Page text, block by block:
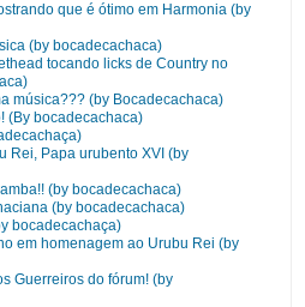
que é ótimo em Harmonia (by
(by bocadecachaca)
tocando licks de Country no
música??? (by Bocadecachaca)
(By bocadecachaca)
Rei, Papa urubento XVI (by
(by bocadecachaca)
(by bocadecachaca)
bocadecachaça)
em homenagem ao Urubu Rei (by
Guerreiros do fórum! (by